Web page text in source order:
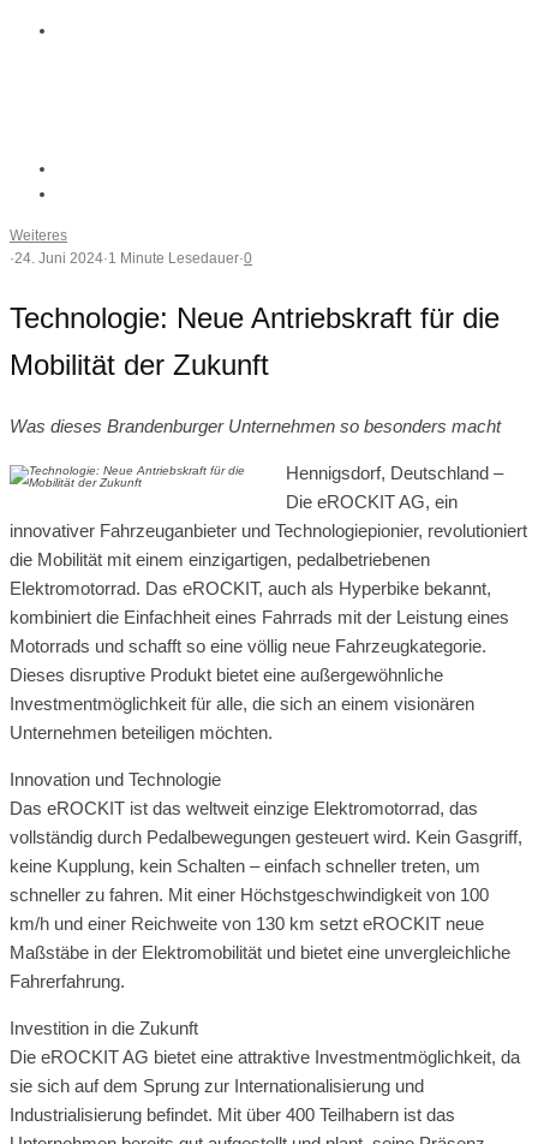
Weiteres
·24. Juni 2024·1 Minute Lesedauer·0
Technologie: Neue Antriebskraft für die
Mobilität der Zukunft
Was dieses Brandenburger Unternehmen so besonders macht
Hennigsdorf, Deutschland –
Die eROCKIT AG, ein
innovativer Fahrzeuganbieter und Technologiepionier, revolutioniert
die Mobilität mit einem einzigartigen, pedalbetriebenen
Elektromotorrad. Das eROCKIT, auch als Hyperbike bekannt,
kombiniert die Einfachheit eines Fahrrads mit der Leistung eines
Motorrads und schafft so eine völlig neue Fahrzeugkategorie.
Dieses disruptive Produkt bietet eine außergewöhnliche
Investmentmöglichkeit für alle, die sich an einem visionären
Unternehmen beteiligen möchten.
Innovation und Technologie
Das eROCKIT ist das weltweit einzige Elektromotorrad, das
vollständig durch Pedalbewegungen gesteuert wird. Kein Gasgriff,
keine Kupplung, kein Schalten – einfach schneller treten, um
schneller zu fahren. Mit einer Höchstgeschwindigkeit von 100
km/h und einer Reichweite von 130 km setzt eROCKIT neue
Maßstäbe in der Elektromobilität und bietet eine unvergleichliche
Fahrerfahrung.
Investition in die Zukunft
Die eROCKIT AG bietet eine attraktive Investmentmöglichkeit, da
sie sich auf dem Sprung zur Internationalisierung und
Industrialisierung befindet. Mit über 400 Teilhabern ist das